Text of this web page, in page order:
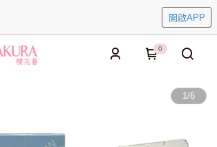
開啟APP
0
1/6